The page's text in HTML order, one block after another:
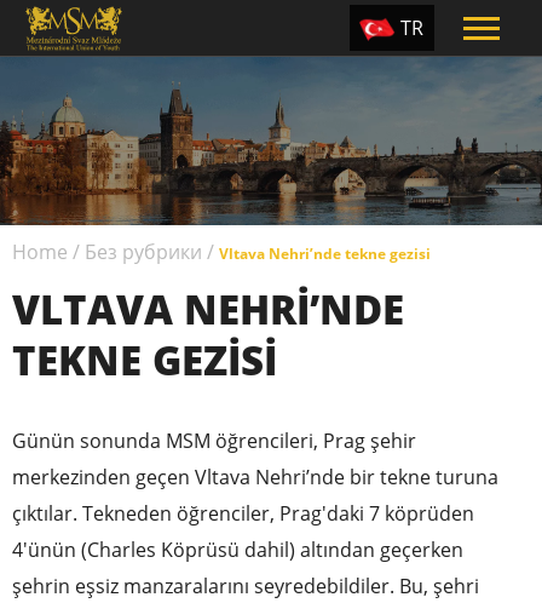
TR
PT
UA
CZ
RU
Home / Без рубрики / Vltava Nehri’nde tekne gezisi
VLTAVA NEHRI’NDE
TEKNE GEZISI
Günün sonunda MSM öğrencileri, Prag şehir
merkezinden geçen Vltava Nehri’nde bir tekne turuna
çıktılar. Tekneden öğrenciler, Prag'daki 7 köprüden
4'ünün (Charles Köprüsü dahil) altından geçerken
şehrin eşsiz manzaralarını seyredebildiler. Bu, şehri